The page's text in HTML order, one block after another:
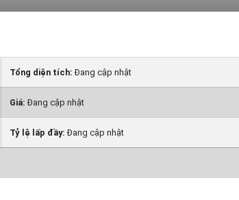
Tổng diện tích:Đang cập nhật
Giá:Đang cập nhật
Tỷ lệ lấp đầy:Đang cập nhật